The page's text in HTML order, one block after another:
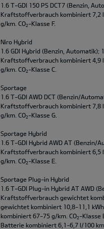
1.6 T-GDI 150 PS DCT7 (Benzin,
Kraftstoffverbrauch kombiniert 7,2
g/km. CO2 -Klasse F.
Niro Hybrid
1.6 GDI Hybrid (Benzin, Automatik);
Kraftstoffverbrauch kombiniert 4,9
g/km. CO2 -Klasse C.
Sportage
1.6 T-GDI AWD DCT (Benzin/
Kraftstoffverbrauch kombiniert 7,8
g/km. CO2 -Klasse G.
Sportage Hybrid
1.6 T-GDI Hybrid AWD AT (Benzin/
Kraftstoffverbrauch kombiniert 6,5
g/km. CO2 -Klasse E.
Sportage Plug-in Hybrid
1.6 T-GDI Plug-in Hybrid AT AWD
Kraftstoffverbrauch gewichtet
gewichtet kombiniert 10,8-11,1
kombiniert 67-75 g/km. CO2 -Klasse
Batterie kombiniert 6,1-6,7 l/100